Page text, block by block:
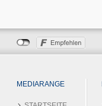
MEDIARANGE